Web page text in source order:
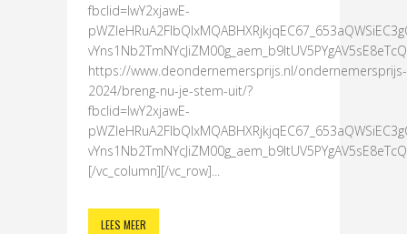
fbclid=IwY2xjawE-
https://www.deondernemersprijs.nl/ondernemersprijs-
2024/breng-nu-je-stem-uit/?
fbclid=IwY2xjawE-
[/vc_column][/vc_row]...
LEES MEER